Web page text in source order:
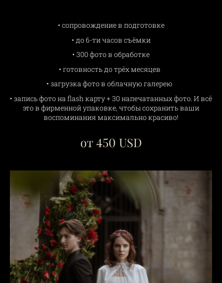
• сопровождение в подготовке
• до 6-ти часов съёмки
• 300 фото в обработке
• готовность до трёх месяцев
• загрузка фото в облачную галерею
• запись фото на flash карту + 30 напечатанных фото. И всё
это в фирменной упаковке, чтобы сохранить ваши
воспоминания максимально красиво!
от 450 USD